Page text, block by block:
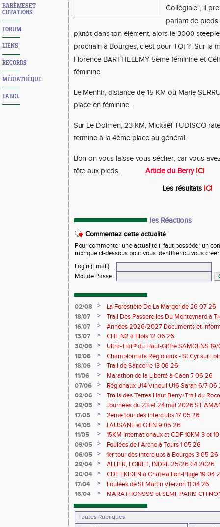
BARÈMES ET
COTATIONS
FORUM
LIENS
RECORDS
MÉDIATHÈQUE
LABEL
Collégiale", il
parlant de pieds
plutôt dans ton élément, alors le 3000
prochain à Bourges, c'est pour TOI ? Sur la
Florence BARTHELEMY 5ème féminine et
féminine.
Le Menhir, distance de 15 KM où Marie
place en féminine.
Sur Le Dolmen, 23 KM, Mickaël TUDISCO
termine à la 4ème place au général.
Bon on vous laisse vous sécher, car vous
tête aux pieds.
Article du Berry ICI
Les résultats ICI
les Réactions
Commentez cette actualité
Pour commenter une actualité il faut posséder un
rubrique ci-dessous pour vous identifier ou vous
Login (Email)
:
Mot de Passe :
02/08 >
La Forestière De La Margeride 26 07 26
18/07
>
Trail Des Passerelles Du Monteynard à
16/07
>
Années 2026/2027 Documents et
13/07
>
CHF N2 à Blois 12 06 26
30/06
>
Ultra-Trail® du Haut-Giffre SAMOENS
18/06
>
Championnats Régionaux - St Cyr sur
Saran 13/14 06 26
18/06 >
Trail de Sancerre 13 06 26
11/06
>
Marathon de la Liberté à Caen 7 06 26
07/06
>
Régionaux U14 Vineuil U16 Saran 6/7 06
02/06
>
Trails des Terres Haut Berry+Trail du
du Berry 30/31 05 2026
29/05 >
Journées du 23 et 24 mai 2026 ST
17/05
>
2ème tour des interclubs 17 05 26
14/05
>
LAUSANE et GIEN 9 05 26
11/05
>
15KM Internationaux et CDF 10KM 3 et
09/05
>
Foulées de l'Arche à Tours 1 05 26
06/05
>
1er tour des interclubs à Bourges 3 05 26
29/04
>
ALLIER, LOIRET, INDRE 25/26 04 2026
20/04
>
CDF EKIDEN à Chatelaillon-Plage 19 04
17/04
>
Foulées de St Martin Vierzon 11 04 26
16/04
> MARATHONSSS et SEMI, PARIS